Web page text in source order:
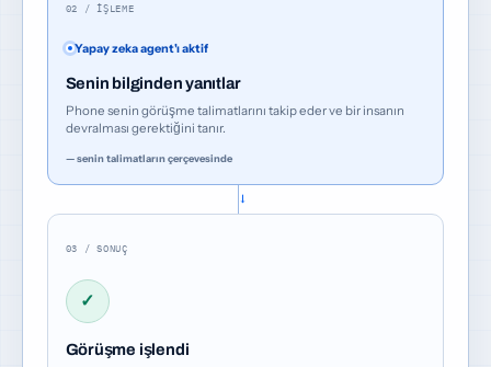
02 / İŞLEME
Yapay zeka agent'ı aktif
Senin bilginden yanıtlar
Phone senin görüşme talimatlarını takip eder ve bir insanın
devralması gerektiğini tanır.
— senin talimatların çerçevesinde
→
03 / SONUÇ
✓
Görüşme işlendi